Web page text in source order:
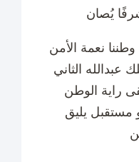
نعمة الأمن
عبدالله الثاني
راية الوطن
مستقبل يليق